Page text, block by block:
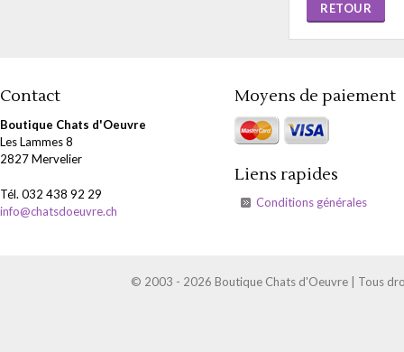
RETOUR
Contact
Boutique Chats d'Oeuvre
Les Lammes 8
2827 Mervelier
Tél. 032 438 92 29
info@chatsdoeuvre.ch
Moyens de paiement
Liens rapides
Conditions générales
© 2003 - 2026 Boutique Chats d'Oeuvre | Tous